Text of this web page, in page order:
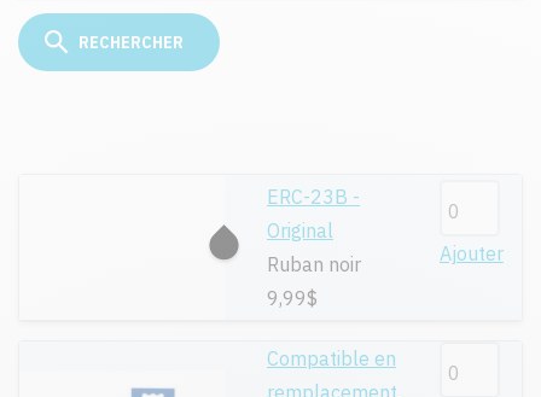
ERC-23B -
Original
Ruban noir
9,99$
Ajouter
Compatible en
remplacement